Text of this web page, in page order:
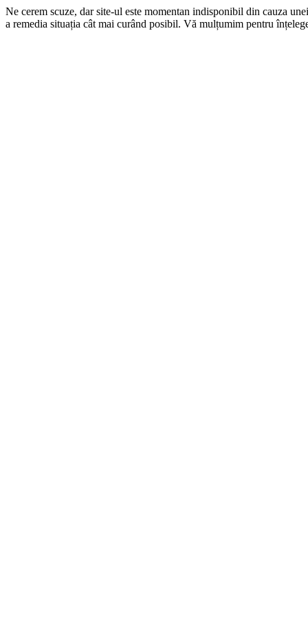
Ne cerem scuze, dar site-ul este momentan indisponibil din cauza
a remedia situația cât mai curând posibil. Vă mulțumim pentru